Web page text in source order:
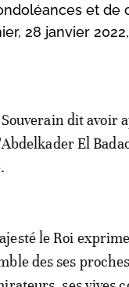
et de
28 janvier
dit avoir
El
le Roi
des ses